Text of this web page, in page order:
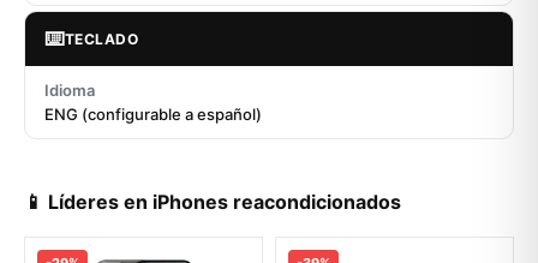
⌨️TECLADO
Idioma
ENG (configurable a español)
📱 Líderes en iPhones reacondicionados